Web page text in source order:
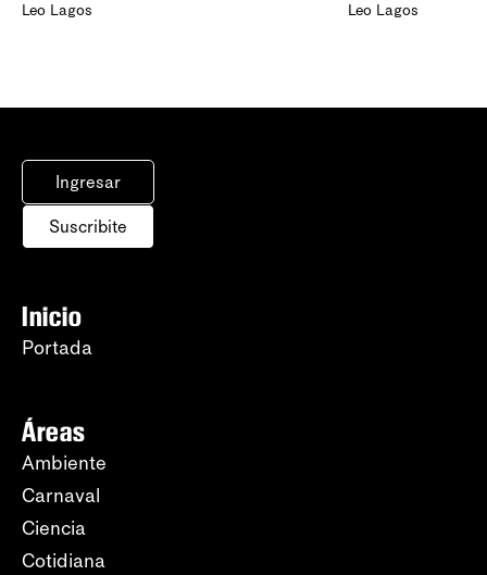
Leo Lagos Leo Lagos
Ingresar
Suscribite
Inicio
Portada
Áreas
Ambiente
Carnaval
Ciencia
Cotidiana